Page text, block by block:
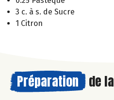
3 c. à s. de Sucre
1 Citron
Préparation de la